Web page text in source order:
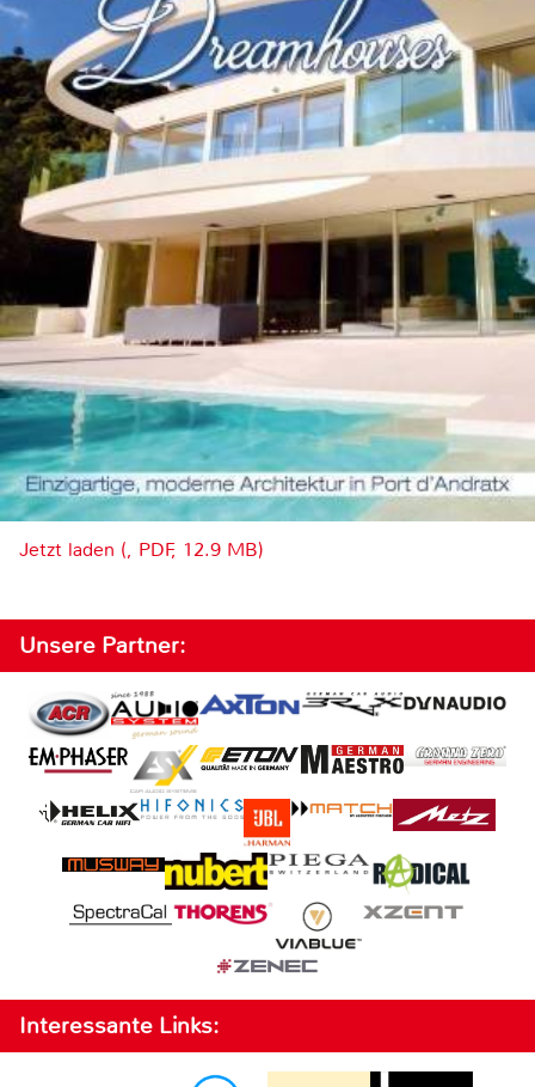
Jetzt laden (, PDF, 12.9 MB)
Unsere Partner:
Interessante Links: